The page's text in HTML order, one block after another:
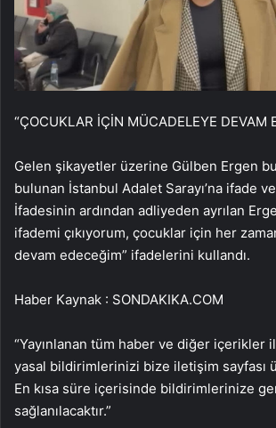
“ÇOCUKLAR İÇİN MÜCADELEYE DEVAM
Gelen şikayetler üzerine Gülben Ergen
bulunan İstanbul Adalet Sarayı’na ifade
İfadesinin ardından adliyeden ayrılan
ifademi çıkıyorum, çocuklar için her
devam edeceğim” ifadelerini kullandı.
Haber Kaynak : SONDAKIKA.COM
“Yayınlanan tüm haber ve diğer içerikler
yasal bildirimlerinizi bize iletişim sayfası
En kısa süre içerisinde bildirimlerinize
sağlanılacaktır.”